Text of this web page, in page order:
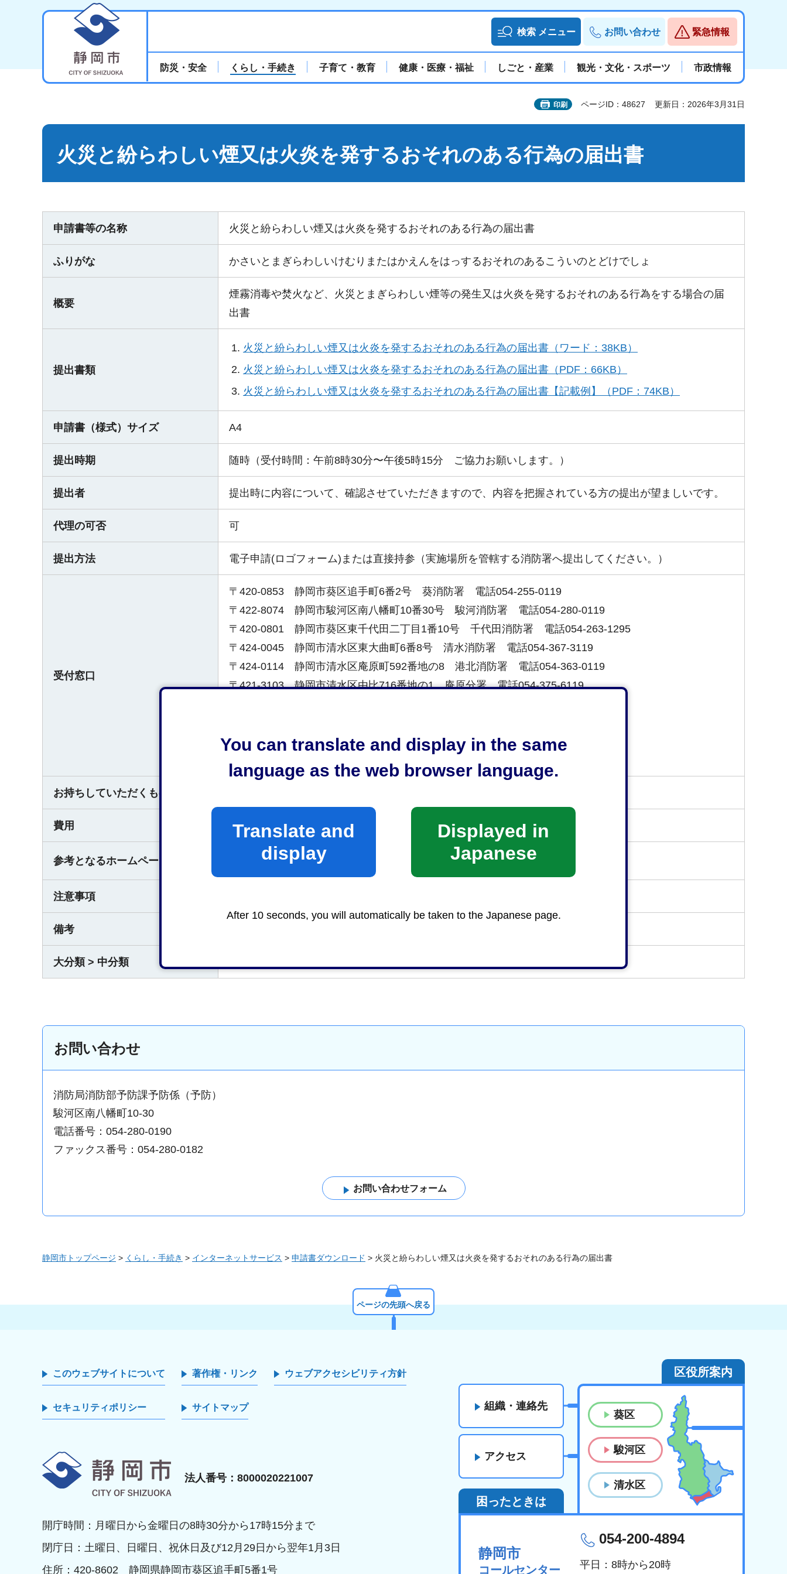
You can translate and display in the same
language as the web browser language.
Translate and
display
Displayed in
Japanese
After 10 seconds, you will automatically be taken to the Japanese page.
検索 メニュー お問い合わせ 緊急情報
防災・安全 くらし・手続き 子育て・教育 健康・医療・福祉 しごと・産業 観光・文化・スポーツ 市政情報
印刷 ページID：48627 更新日：2026年3月31日
火災と紛らわしい煙又は火炎を発するおそれのある行為の届出書
申請書等の名称 火災と紛らわしい煙又は火炎を発するおそれのある行為の届出書
ふりがな かさいとまぎらわしいけむりまたはかえんをはっするおそれのあるこういのとどけでしょ
概要
煙霧消毒や焚火など、火災とまぎらわしい煙等の発生又は火炎を発するおそれのある行為をする場合の届
出書
提出書類
火災と紛らわしい煙又は火炎を発するおそれのある行為の届出書（ワード：38KB）
火災と紛らわしい煙又は火炎を発するおそれのある行為の届出書（PDF：66KB）
火災と紛らわしい煙又は火炎を発するおそれのある行為の届出書【記載例】（PDF：74KB）
申請書（様式）サイズ A4
提出時期 随時（受付時間：午前8時30分〜午後5時15分 ご協力お願いします。）
提出者 提出時に内容について、確認させていただきますので、内容を把握されている方の提出が望ましいです。
代理の可否 可
提出方法 電子申請(ロゴフォーム)または直接持参（実施場所を管轄する消防署へ提出してください。）
受付窓口
〒420-0853 静岡市葵区追手町6番2号 葵消防署 電話054-255-0119
〒422-8074 静岡市駿河区南八幡町10番30号 駿河消防署 電話054-280-0119
〒420-0801 静岡市葵区東千代田二丁目1番10号 千代田消防署 電話054-263-1295
〒424-0045 静岡市清水区東大曲町6番8号 清水消防署 電話054-367-3119
〒424-0114 静岡市清水区庵原町592番地の8 港北消防署 電話054-363-0119
〒421-3103 静岡市清水区由比716番地の1 庵原分署 電話054-375-6119
〒421-0301 榛原郡吉田町住吉1386番地の5 吉田消防署 電話0548-32-1141
お持ちしていただくもの
費用 なし
参考となるホームページ 火災予防に関する申請・届出
注意事項
備考
大分類 > 中分類
お問い合わせ
消防局消防部予防課予防係（予防）
駿河区南八幡町10-30
電話番号：054-280-0190
ファックス番号：054-280-0182
静岡市トップページ > くらし・手続き > インターネットサービス > 申請書ダウンロード > 火災と紛らわしい煙又は火炎を発するおそれのある行為の届出書
ページの先頭へ戻る
このウェブサイトについて 著作権・リンク ウェブアクセシビリティ方針
セキュリティポリシー サイトマップ
法人番号：8000020221007
開庁時間：月曜日から金曜日の8時30分から17時15分まで
閉庁日：土曜日、日曜日、祝休日及び12月29日から翌年1月3日
住所：420-8602 静岡県静岡市葵区追手町5番1号
組織・連絡先
アクセス
区役所案内
葵区
駿河区
清水区
困ったときは
静岡市
コールセンター
054-200-4894
平日：8時から20時